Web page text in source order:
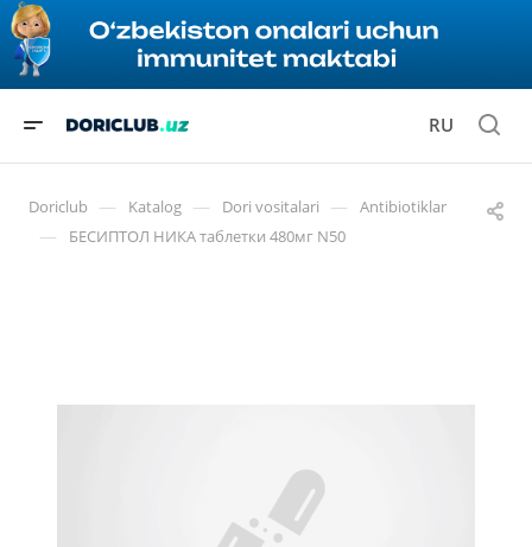
RU
Doriclub — Katalog — Dori vositalari — Antibiotiklar
— БЕСИПТОЛ НИКА таблетки 480мг N50